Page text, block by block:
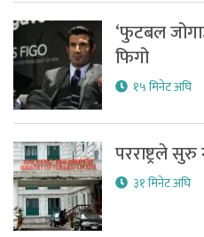
‘फुटबल
फिगो
१५ मिनेट अघि
परराष्ट्रले
३१ मिनेट अघि